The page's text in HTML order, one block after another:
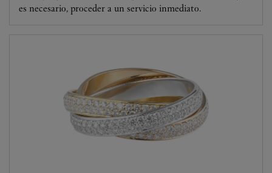
es necesario, proceder a un servicio inmediato.